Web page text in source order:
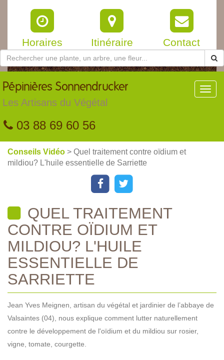
Horaires Itinéraire Contact
Pépinières Sonnendrucker
Les Artisans du Végétal
03 88 69 60 56
Conseils Vidéo > Quel traitement contre oïdium et
mildiou? L'huile essentielle de Sarriette
QUEL TRAITEMENT
CONTRE OÏDIUM ET
MILDIOU? L'HUILE
ESSENTIELLE DE
SARRIETTE
Jean Yves Meignen, artisan du végétal et jardinier de l’abbaye de
Valsaintes (04), nous explique comment lutter naturellement
contre le développement de l'oïdium et du mildiou sur rosier,
vigne, tomate, courgette.